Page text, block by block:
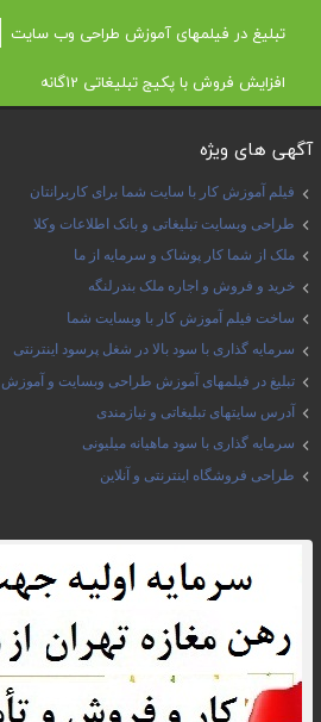
تبلیغ در فیلمهای آموزش طراحی وب سایت
افزایش فروش با پکیج تبلیغاتی 12گانه
آگهی های ویژه
فیلم آموزش کار با سایت شما برای کاربرانتان
طراحی وبسایت تبلیغاتی و بانک اطلاعات وکلا
ملک از شما کار پوشاک و سرمایه از ما
خرید و فروش و اجاره ملک بندرلنگه
ساخت فیلم آموزش کار با وبسایت شما
سرمایه گذاری با سود بالا در شغل پرسود اینترنتی
تبلیغ در فیلمهای آموزش طراحی وبسایت و آموزش
آدرس سایتهای تبلیغاتی و نیازمندی
سرمایه گذاری با سود ماهیانه میلیونی
طراحی فروشگاه اینترنتی و آنلاین